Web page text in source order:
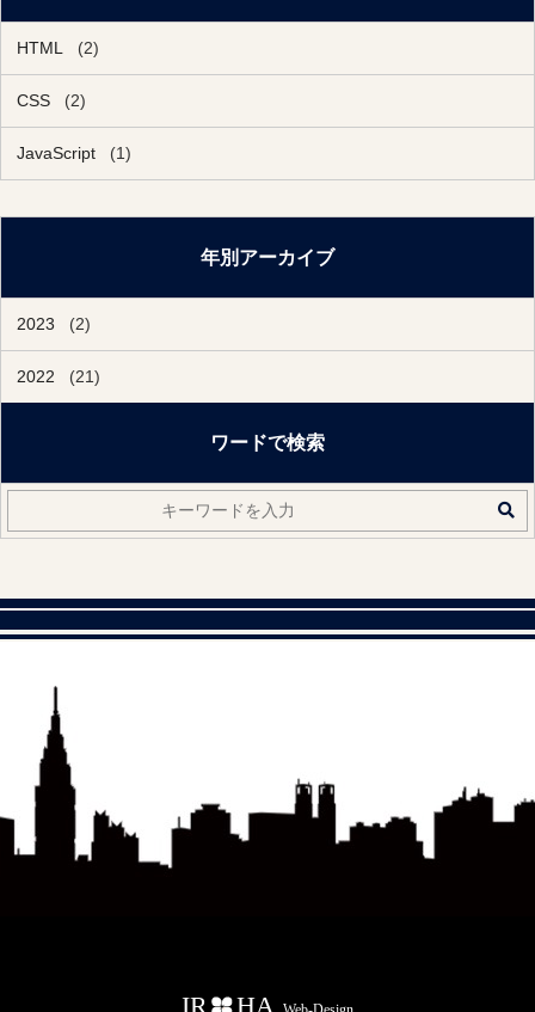
HTML (2)
CSS (2)
JavaScript (1)
年別アーカイブ
2023 (2)
2022 (21)
ワードで検索